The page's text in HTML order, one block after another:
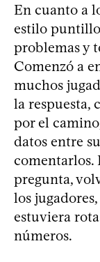
En cuanto a
estilo
problemas y
Comenzó a
muchos
la respuesta,
por el
datos entre
comentarlos.
pregunta,
los
estuviera
números.